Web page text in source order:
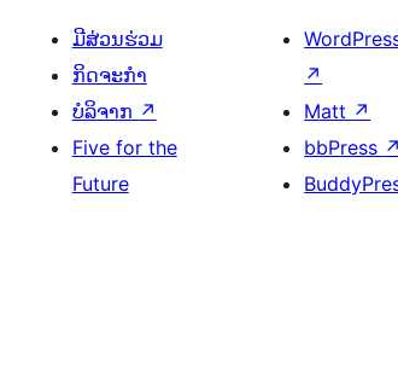
ມີສ່ວນຮ່ວມ
ກິດຈະກຳ
ບໍລິຈາກ ↗
Five for the
Future
↗
Matt ↗
bbPress ↗